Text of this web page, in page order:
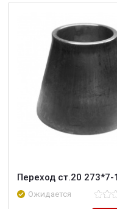
Переход ст.20 273*7-
Ожидается